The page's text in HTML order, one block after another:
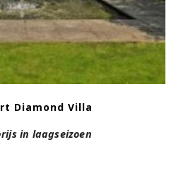
Diamond Villa
in laagseizoen